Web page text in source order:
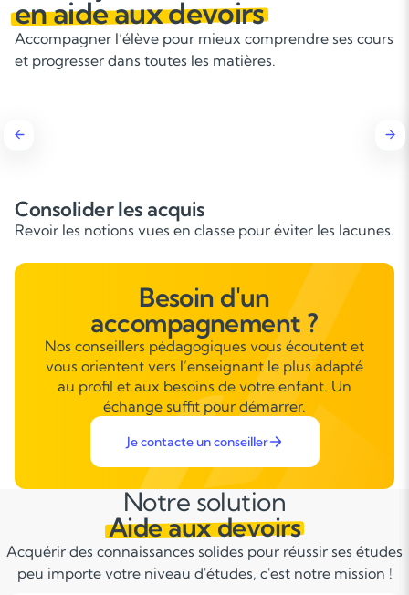
en aide aux devoirs
Accompagner l’élève pour mieux comprendre ses cours
et progresser dans toutes les matières.
Apprendre à s’organiser
Méthodes pour gérer les devoirs et le temps d’étude.
Besoin d'un
accompagnement ?
Nos conseillers pédagogiques vous écoutent et
vous orientent vers l’enseignant le plus adapté
au profil et aux besoins de votre enfant. Un
échange suffit pour démarrer.
Je contacte un conseiller
Notre solution
Aide aux devoirs
Acquérir des connaissances solides pour réussir ses études
peu importe votre niveau d'études, c'est notre mission !